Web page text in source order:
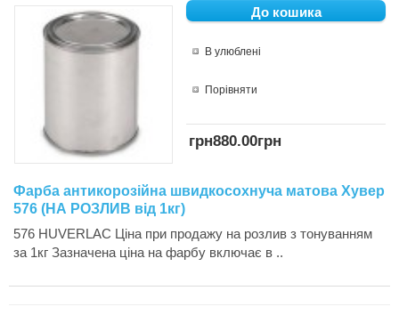
В улюблені
Порівняти
грн880.00грн
Фарба антикорозійна швидкосохнуча матова Хувер
576 (НА РОЗЛИВ від 1кг)
576 HUVERLAC Ціна при продажу на розлив з тонуванням
за 1кг Зазначена ціна на фарбу включає в ..